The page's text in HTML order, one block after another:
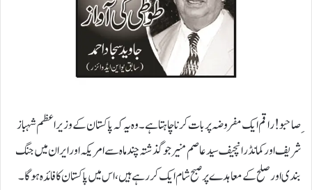
ِصاحبو! راقم ایک مفروضہ پر بات کرنا چاہتا ہے۔ وہ یہ کہ پاکستان کے وزیر اعظم شہباز
شریف اور کمانڈر انچیف سید عاصم منیر جو گذشتہ چند ماہ سے امریکہ اور ایران میں جنگ
بندی اور صلح کے معاہدے پر صبح شام ایک کر رہے ہیں، اس میں پاکستان کا فائدہ ہو گا۔